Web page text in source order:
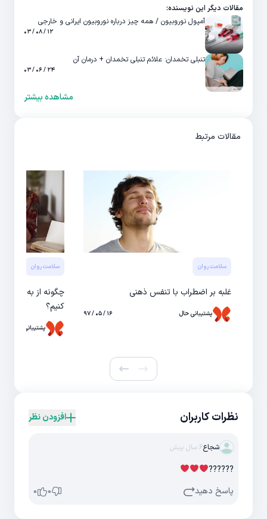
مقالات دیگر این نویسنده:
آمپول نوروبیون / همه چیز درباره نوروبیون ایرانی و خارجی
۱۲ / ۰۸ / ۰۳
تنبلی تخمدان: علائم تنبلی تخمدان + درمان آن
۲۴ / ۰۶ / ۰۳
مشاهده بیشتر
مقالات مرتبط
سلامت روان
غلبه بر اضطراب با تنفس ذهنی
پشتیبانی حال ۱۶ / ۰۵ / ۹۷
سلامت روان
چگونه از به تعویق
کنیم؟
پشتیبانی حال
نظرات کاربران افزودن نظر
شجاع6 سال پیش
??????
پاسخ دهید
0
0